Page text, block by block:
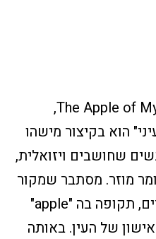
יש ביטוי באנגלית – The Apple of My Eye,
הוא בקיצור מישהו
שחושבים ויזואלית,
מוזר. מסתבר שמקור
הביטוי הזה הוא בימי הביניים, תקופה בה "apple"
של העין. באותה